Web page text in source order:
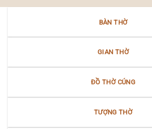
Nam
Bộ
Nữ
Bắc
Nam
BÀN THỜ
GIAN THỜ
ĐỒ THỜ CÚNG
TƯỢNG THỜ